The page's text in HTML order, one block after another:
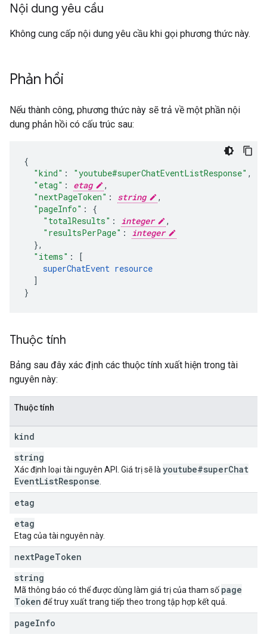
Nội dung yêu cầu
Không cung cấp nội dung yêu cầu khi gọi phương thức này.
Phản hồi
Nếu thành công, phương thức này sẽ trả về một phần nội
dung phản hồi có cấu trúc sau:
"kind" : "youtube#superChatEventListResponse" ,
"etag" : etag
,
"nextPageToken" : string
,
"pageInfo" :
"totalResults" : integer
,
"resultsPerPage" :
integer
},
"items" :
[
superChatEvent resource
]
}
Thuộc tính
Bảng sau đây xác định các thuộc tính xuất hiện trong tài
nguyên này:
Thuộc tính
kind
string
Xác định loại tài nguyên API. Giá trị sẽ là youtube#superChat
EventListResponse
etag
etag
Etag của tài nguyên này.
nextPageToken
string
Mã thông báo có thể được dùng làm giá trị của tham số page
Token để truy xuất trang tiếp theo trong tập hợp kết quả.
pageInfo